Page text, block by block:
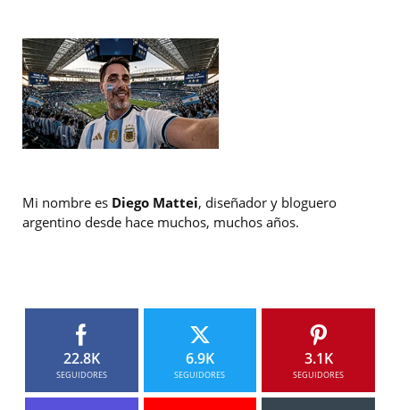
Mi nombre es Diego Mattei, diseñador y bloguero
argentino desde hace muchos, muchos años.
22.8K
SEGUIDORES
6.9K
SEGUIDORES
3.1K
SEGUIDORES